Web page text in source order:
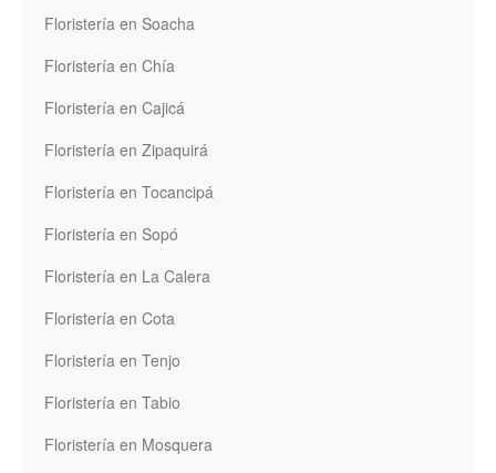
Floristería en Soacha
Floristería en Chía
Floristería en Cajicá
Floristería en Zipaquirá
Floristería en Tocancipá
Floristería en Sopó
Floristería en La Calera
Floristería en Cota
Floristería en Tenjo
Floristería en Tabio
Floristería en Mosquera